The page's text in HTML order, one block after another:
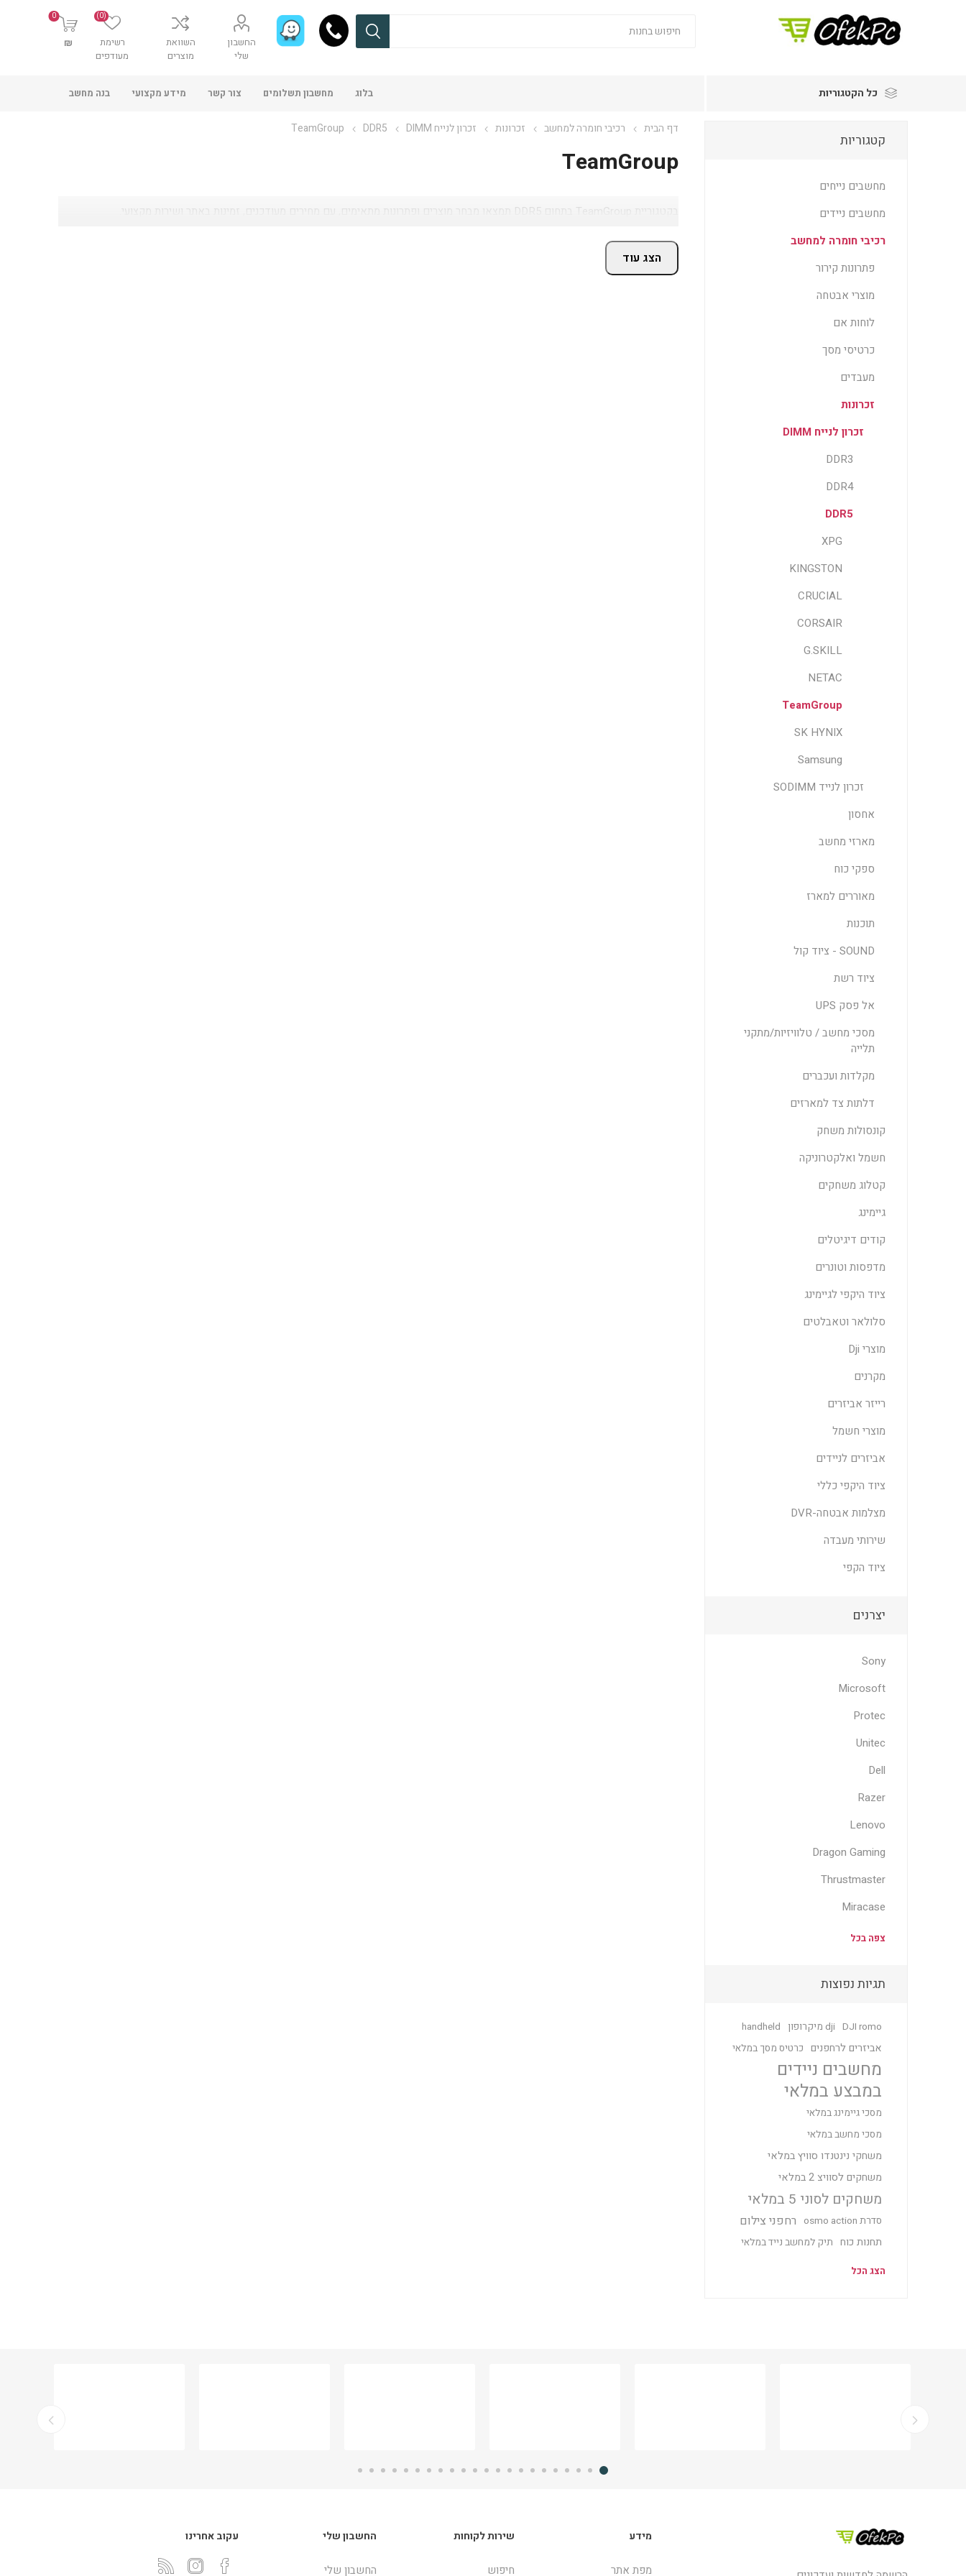
החשבון
שלי
השוואת
מוצרים
רשימת
מעודפים
(0)
0
₪
כל הקטגוריות בלוג מחשבון תשלומים צור קשר מידע מקצועי בנה מחשב
דף הבית רכיבי חומרה למחשב זכרונות זכרון לנייח DIMM DDR5
TeamGroup
TeamGroup
הצג עוד
קטגוריות
מחשבים נייחים
מחשבים ניידים
רכיבי חומרה למחשב
פתרונות קירור
מוצרי אבטחה
לוחות אם
כרטיסי מסך
מעבדים
זכרונות
זכרון לנייח DIMM
DDR3
DDR4
DDR5
XPG
KINGSTON
CRUCIAL
CORSAIR
G.SKILL
NETAC
TeamGroup
SK HYNIX
Samsung
זכרון לנייד SODIMM
אחסון
מארזי מחשב
ספקי כוח
מאוררים למארז
תוכנות
SOUND - ציוד קול
ציוד רשת
אל פסק UPS
מסכי מחשב / טלוויזיות/מתקני
תלייה
מקלדות ועכברים
דלתות צד למארזים
קונסולות משחק
חשמל ואלקטרוניקה
קטלוג משחקים
גיימינג
קודים דיגיטלים
מדפסות וטונרים
ציוד היקפי לגיימינג
סלולאר וטאבלטים
מוצרי Dji
מקרנים
רייזר אביזרים
מוצרי חשמל
אביזרים לניידים
ציוד היקפי כללי
מצלמות אבטחה-DVR
שירותי מעבדה
ציוד הקפי
יצרנים
Sony
Microsoft
Protec
Unitec
Dell
Razer
Lenovo
Dragon Gaming
Thrustmaster
Miracase
צפה בכל
תגיות נפוצות
DJI romo dji מיקרופון handheld
אביזרים לרחפנים כרטיס מסך במלאי
מחשבים ניידים
במבצע במלאי
מסכי גיימינג במלאי
מסכי מחשב במלאי
משחקי נינטנדו סוויץ במלאי
משחקים לסוויצ 2 במלאי
משחקים לסוני 5 במלאי
סדרת osmo action רחפני צילום
תחנות כוח תיק למחשב נייד במלאי
הצג הכל
מידע
מפת אתר
שירות לקוחות
חיפוש
החשבון שלי
החשבון שלי
עקוב אחרינו